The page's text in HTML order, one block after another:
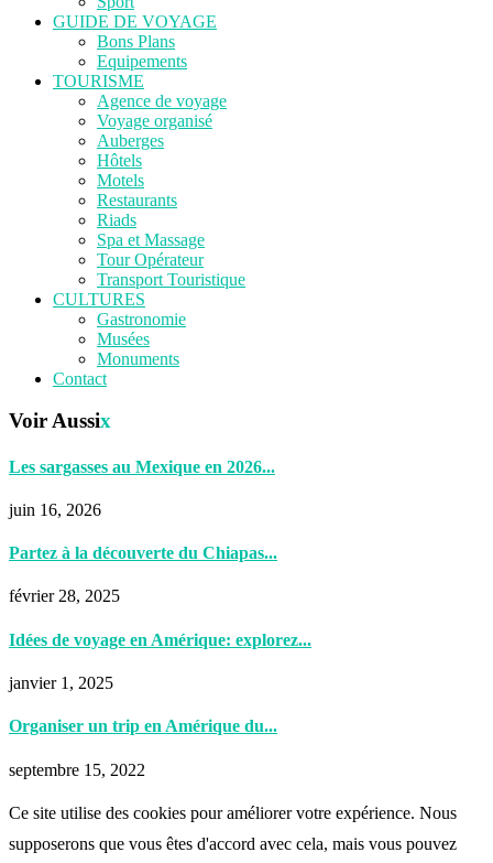
GUIDE DE VOYAGE
Bons Plans
Equipements
TOURISME
Agence de voyage
Voyage organisé
Auberges
Hôtels
Motels
Restaurants
Riads
Spa et Massage
Tour Opérateur
Transport Touristique
CULTURES
Gastronomie
Musées
Monuments
Contact
Voir Aussix
Les sargasses au Mexique en 2026...
juin 16, 2026
Partez à la découverte du Chiapas...
février 28, 2025
Idées de voyage en Amérique: explorez...
janvier 1, 2025
Organiser un trip en Amérique du...
septembre 15, 2022
Ce site utilise des cookies pour améliorer votre expérience. Nous
supposerons que vous êtes d'accord avec cela, mais vous pouvez